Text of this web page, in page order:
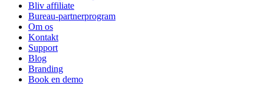
Bliv affiliate
Bureau-partnerprogram
Om os
Kontakt
Support
Blog
Branding
Book en demo